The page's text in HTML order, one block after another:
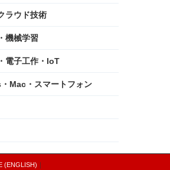
ラウド技術
機械学習
電子工作・IoT
Mac・スマートフォン
(ENGLISH) ｜